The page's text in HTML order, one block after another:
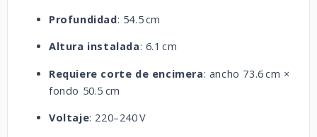
Profundidad: 54.5 cm
Altura instalada: 6.1 cm
Requiere corte de encimera: ancho 73.6 cm ×
fondo 50.5 cm
Voltaje: 220–240 V